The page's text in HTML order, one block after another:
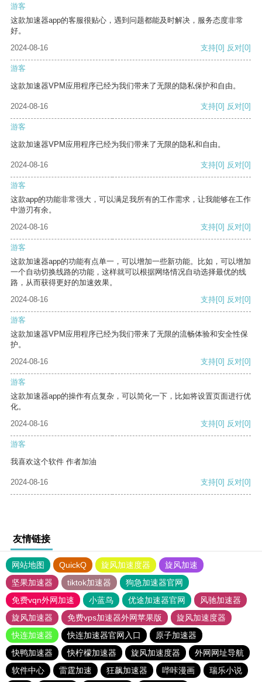
游客
这款加速器app的客服很贴心，遇到问题都能及时解决，服务态度非常
好。
2024-08-16
支持[0] 反对[0]
游客
这款加速器VPM应用程序已经为我们带来了无限的隐私保护和自由。
2024-08-16 支持[0] 反对[0]
游客
这款加速器VPM应用程序已经为我们带来了无限的隐私和自由。
2024-08-16 支持[0] 反对[0]
游客
这款app的功能非常强大，可以满足我所有的工作需求，让我能够在工作
中游刃有余。
2024-08-16
支持[0] 反对[0]
游客
这款加速器app的功能有点单一，可以增加一些新功能。比如，可以增加
一个自动切换线路的功能，这样就可以根据网络情况自动选择最优的线
路，从而获得更好的加速效果。
2024-08-16
支持[0] 反对[0]
游客
这款加速器VPM应用程序已经为我们带来了无限的流畅体验和安全性保
护。
2024-08-16
支持[0] 反对[0]
游客
这款加速器app的操作有点复杂，可以简化一下，比如将设置页面进行优
化。
2024-08-16
支持[0] 反对[0]
游客
我喜欢这个软件 作者加油
2024-08-16 支持[0] 反对[0]
友情链接
网站地图 QuickQ 旋风加速度器
旋风加速
坚果加速器
tiktok加速器
狗急加速器官网
免费vqn外网加速
小蓝鸟 优途加速器官网
风驰加速器
旋风加速器
免费vps加速器外网苹果版
旋风加速度器
快连加速器
快连加速器官网入口
原子加速器
快鸭加速器
快柠檬加速器 旋风加速度器
外网网址导航
软件中心
雷霆加速 狂飙加速器 哔咔漫画 瑞乐小说